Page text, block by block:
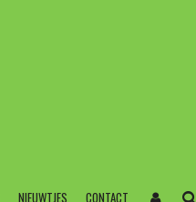
NIEUWTJES CONTACT